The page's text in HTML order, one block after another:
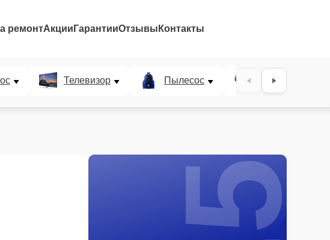
ремонтАкции ГарантииОтзывы Контакты
Телевизор Пылесос Проектор
25%